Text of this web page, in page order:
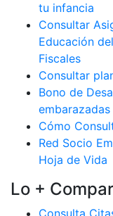
tu infancia
Consultar
Educación
Fiscales
Consultar
Bono de
Cómo
Red Socio
Hoja de Vida
Lo +
Consulta